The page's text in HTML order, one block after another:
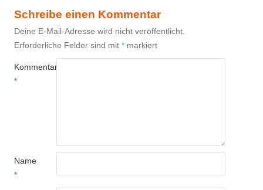
Schreibe einen Kommentar
Deine E-Mail-Adresse wird nicht veröffentlicht.
Erforderliche Felder sind mit * markiert
Kommentar
*
Name
*